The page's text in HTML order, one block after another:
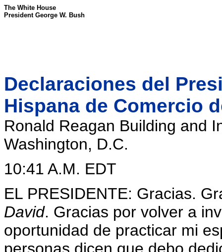
The White House
President George W. Bush
Declaraciones del
Hispana de Comercio
Ronald Reagan Building and
Washington, D.C.
10:41 A.M. EDT
EL PRESIDENTE: Gracias.
David. Gracias por volver a
oportunidad de practicar mi